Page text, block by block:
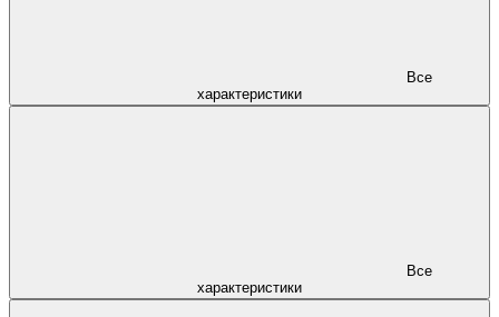
характеристики
характеристики